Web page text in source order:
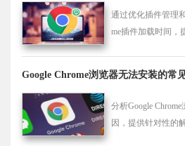
通过优化插件管理
me插件加载时间，
Google Chrome浏览器无法安装的常
分析Google
因，提供针对性的